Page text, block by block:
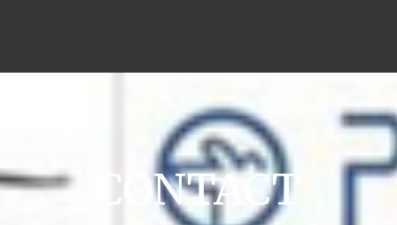
CONTACT